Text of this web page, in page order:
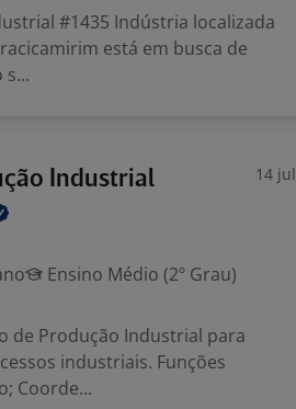
#1435 Indústria localizada
está em busca de
Industrial 14 jul
Ensino Médio (2º Grau)
de Produção Industrial para
industriais. Funções
Coorde...